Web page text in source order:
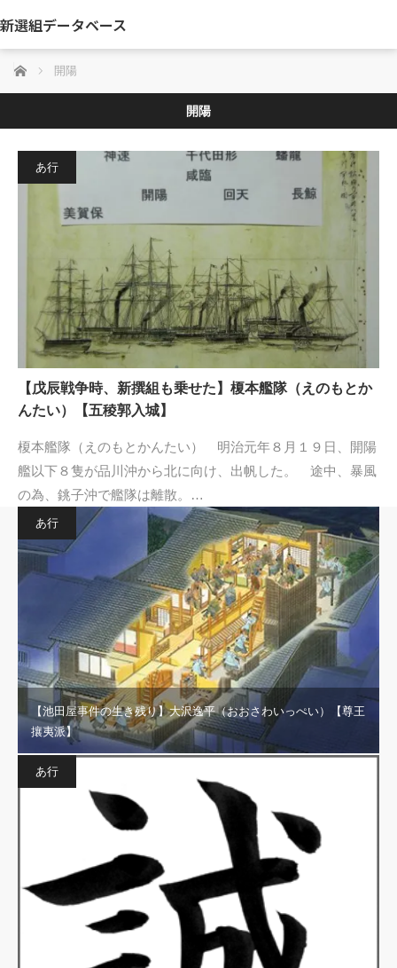
新選組データベース
ホーム 開陽
開陽
あ行
【戊辰戦争時、新撰組も乗せた】榎本艦隊（えのもとか
んたい）【五稜郭入城】
榎本艦隊（えのもとかんたい） 明治元年８月１９日、開陽
艦以下８隻が品川沖から北に向け、出帆した。 途中、暴風
の為、銚子沖で艦隊は離散。…
あ行
【池田屋事件の生き残り】大沢逸平（おおさわいっぺい）【尊王
攘夷派】
あ行